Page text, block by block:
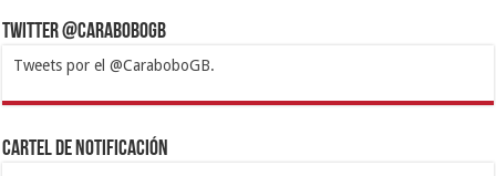
Twitter @CaraboboGB
Tweets por el @CaraboboGB.
1xbetBetturkeyBetistKralbetSupertotobetTipobetMatadorbetMariobet
https://mvbcasino.com/
Cartel de Notificación